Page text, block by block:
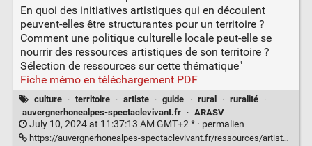
En quoi des initiatives artistiques qui en découlent
peuvent-elles être structurantes pour un territoire ?
Comment une politique culturelle locale peut-elle se
nourrir des ressources artistiques de son territoire ?
Sélection de ressources sur cette thématique"
Fiche mémo en téléchargement PDF
culture · territoire · artiste · guide · rural · ruralité
·
auvergnerhonealpes-spectaclevivant.fr
· ARASV
July 10, 2024 at 11:37:13 AM GMT+2 * · permalien
https://auvergnerhonealpes-spectaclevivant.fr/ressources/artistes-et-habitants-enjeux-de-limplantation-dequipes-artistiques-en-milieu-rural/